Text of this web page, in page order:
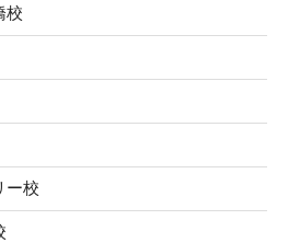
校
ー校